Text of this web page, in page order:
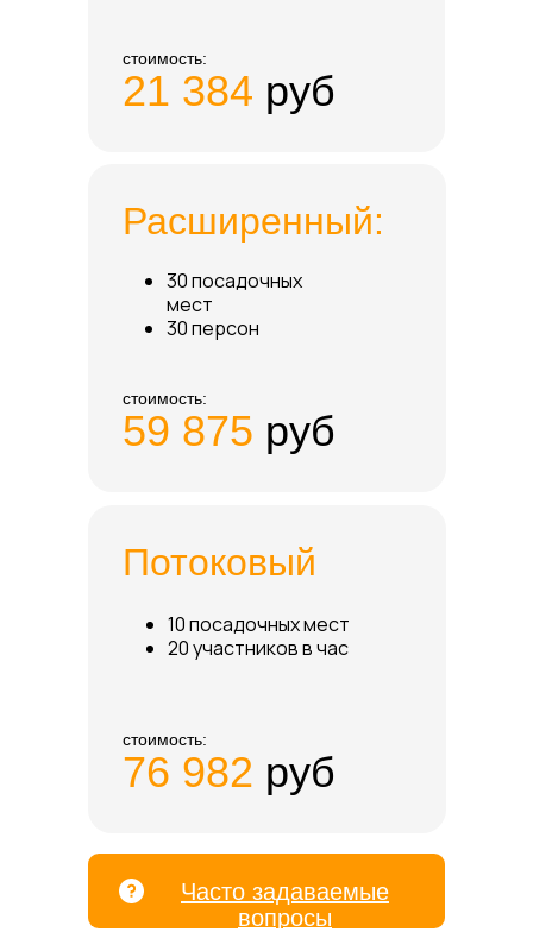
Расширенный:
30 посадочных
мест
30 персон
59 875 руб
стоимость:
21 384 руб
стоимость:
Потоковый
10 посадочных мест
20 участников в час
76 982 руб
стоимость:
Часто задаваемые
вопросы